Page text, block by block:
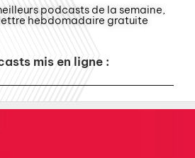
podcasts de la semaine,
hebdomadaire gratuite
mis en ligne :